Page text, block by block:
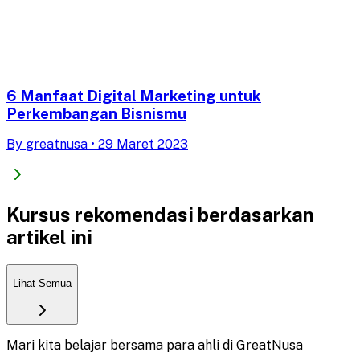
6 Manfaat Digital Marketing untuk
Perkembangan Bisnismu
By greatnusa • 29 Maret 2023
Kursus rekomendasi berdasarkan
artikel ini
Lihat Semua
Mari kita belajar bersama para ahli di GreatNusa